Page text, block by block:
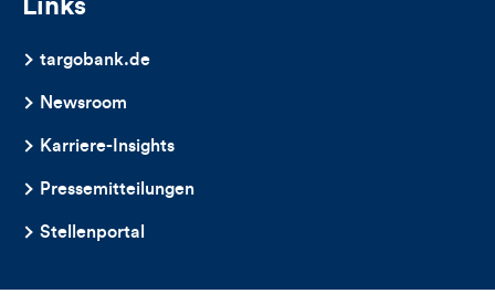
Links
targobank.de
Newsroom
Karriere-Insights
Pressemitteilungen
Stellenportal